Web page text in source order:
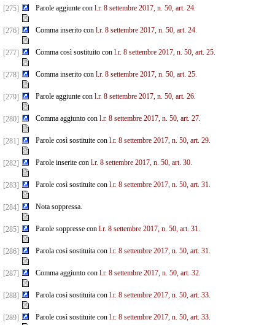
[275] Parole aggiunte con l.r. 8 settembre 2017, n. 50, art. 24.
[276] Comma inserito con l.r. 8 settembre 2017, n. 50, art. 24.
[277] Comma così sostituito con l.r. 8 settembre 2017, n. 50, art. 25.
[278] Comma inserito con l.r. 8 settembre 2017, n. 50, art. 25.
[279] Parole aggiunte con l.r. 8 settembre 2017, n. 50, art. 26.
[280] Comma aggiunto con l.r. 8 settembre 2017, n. 50, art. 27.
[281] Parole così sostituite con l.r. 8 settembre 2017, n. 50, art. 29.
[282] Parole inserite con l.r. 8 settembre 2017, n. 50, art. 30.
[283] Parole così sostituite con l.r. 8 settembre 2017, n. 50, art. 31.
[284] Nota soppressa.
[285] Parole soppresse con l.r. 8 settembre 2017, n. 50, art. 31.
[286] Parola così sostituita con l.r. 8 settembre 2017, n. 50, art. 31.
[287] Comma aggiunto con l.r. 8 settembre 2017, n. 50, art. 32.
[288] Parola così sostituita con l.r. 8 settembre 2017, n. 50, art. 33.
[289] Parole così sostituite con l.r. 8 settembre 2017, n. 50, art. 33.